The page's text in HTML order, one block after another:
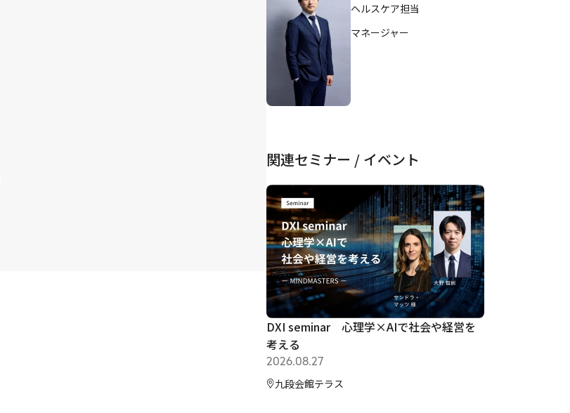
ヘルスケア担当
マネージャー
関連セミナー / イベント
DXI seminar 心理学×AIで社会や経営を
考える
2026.08.27
九段会館テラス